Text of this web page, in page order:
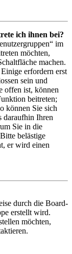
ich ihnen bei?
im
möchten,
machen.
erfordern erst
sein und
offen ist, können
beitreten;
können Sie sich
daraufhin Ihren
Sie in die
belästige
er wird einen
durch die Board-
erstellt wird.
möchten,